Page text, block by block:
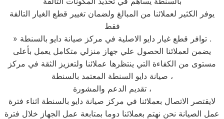
يوفر الكثير لعملائنا من المبالغ ولضمان تغيير قطع الغيار التالفة
فقط
» توافر قطع غيار دايو الاصلية في مركز صيانة دايو بالسنطة .
يضمن لعملائنا الحصول علي جهاز منزلي متكامل يعمل بأعلى
مستوى من الكفاءة التي ينتظرها عملائنا ولتعزيز الثقة في مركز
صيانة دايو السنطة المعتمد بالسنطة ،
تقديم الدعم والمشورة ،
لايقتصر الاتصال بعملائنا في مركز صيانة دايو بالسنطة اثناء فترة
عمل الصيانة نحن نهتم بعملائنا دوما بمتابعة عمل الجهاز خلال فترة